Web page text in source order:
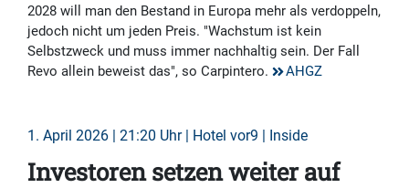
2028 will man den Bestand in Europa mehr als verdoppeln,
jedoch nicht um jeden Preis. "Wachstum ist kein
Selbstzweck und muss immer nachhaltig sein. Der Fall
Revo allein beweist das", so Carpintero.
AHGZ
1. April 2026 | 21:20 Uhr | Hotel vor9 | Inside
Investoren setzen weiter auf